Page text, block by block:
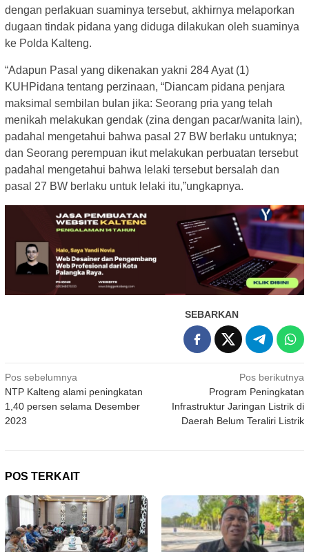
dengan perlakuan suaminya tersebut, akhirnya melaporkan
dugaan tindak pidana yang diduga dilakukan oleh suaminya
ke Polda Kalteng.
“Adapun Pasal yang dikenakan yakni 284 Ayat (1)
KUHPidana tentang perzinaan, “Diancam pidana penjara
maksimal sembilan bulan jika: Seorang pria yang telah
menikah melakukan gendak (zina dengan pacar/wanita lain),
padahal mengetahui bahwa pasal 27 BW berlaku untuknya;
dan Seorang perempuan ikut melakukan perbuatan tersebut
padahal mengetahui bahwa lelaki tersebut bersalah dan
pasal 27 BW berlaku untuk lelaki itu,”ungkapnya.
SEBARKAN
Navigasi
pos
Pos sebelumnya
NTP Kalteng alami peningkatan
1,40 persen selama Desember
2023
Pos berikutnya
Program Peningkatan
Infrastruktur Jaringan Listrik di
Daerah Belum Teraliri Listrik
POS TERKAIT